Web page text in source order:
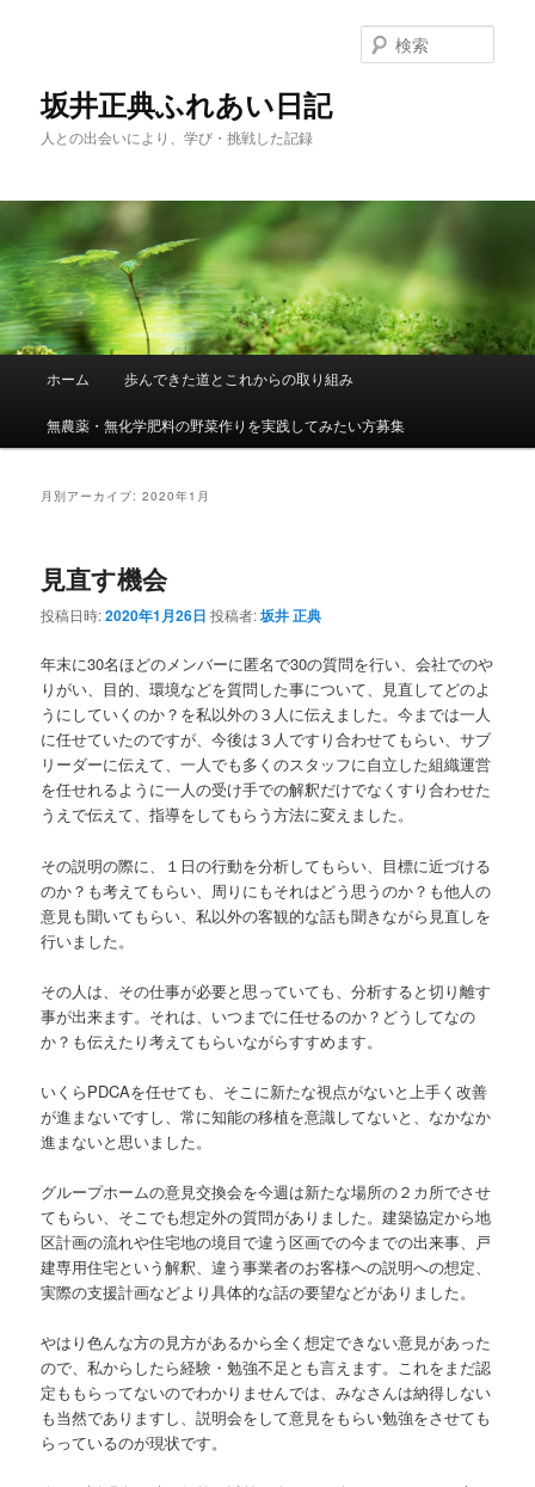
へ
動
移
坂井正典ふれあい日記
人との出会いにより、学び・挑戦した記録
索
メ
ホーム 歩んできた道とこれからの取り組み
無農薬・無化学肥料の野菜作りを実践してみたい方募集
月別アーカイブ:2020年1月
見直す機会
投稿日時:2020年1月26日 投稿者:坂井 正典
年末に30名ほどのメンバーに匿名で30の質問を行い、会社でのや
りがい、目的、環境などを質問した事について、見直してどのよ
うにしていくのか？を私以外の３人に伝えました。今までは一人
に任せていたのですが、今後は３人ですり合わせてもらい、サブ
リーダーに伝えて、一人でも多くのスタッフに自立した組織運営
を任せれるように一人の受け手での解釈だけでなくすり合わせた
うえで伝えて、指導をしてもらう方法に変えました。
その説明の際に、１日の行動を分析してもらい、目標に近づける
のか？も考えてもらい、周りにもそれはどう思うのか？も他人の
意見も聞いてもらい、私以外の客観的な話も聞きながら見直しを
行いました。
その人は、その仕事が必要と思っていても、分析すると切り離す
事が出来ます。それは、いつまでに任せるのか？どうしてなの
か？も伝えたり考えてもらいながらすすめます。
いくらPDCAを任せても、そこに新たな視点がないと上手く改善
が進まないですし、常に知能の移植を意識してないと、なかなか
進まないと思いました。
グループホームの意見交換会を今週は新たな場所の２カ所でさせ
てもらい、そこでも想定外の質問がありました。建築協定から地
区計画の流れや住宅地の境目で違う区画での今までの出来事、戸
建専用住宅という解釈、違う事業者のお客様への説明への想定、
実際の支援計画などより具体的な話の要望などがありました。
やはり色んな方の見方があるから全く想定できない意見があった
ので、私からしたら経験・勉強不足とも言えます。これをまだ認
定ももらってないのでわかりませんでは、みなさんは納得しない
も当然でありますし、説明会をして意見をもらい勉強をさせても
らっているのが現状です。